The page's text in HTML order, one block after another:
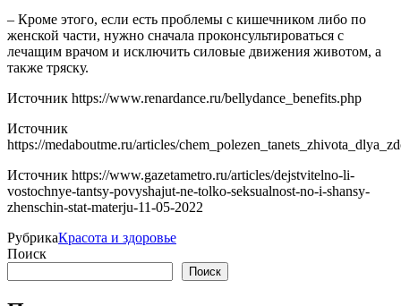
– Кроме этого, если есть проблемы с кишечником либо по
женской части, нужно сначала проконсультироваться с
лечащим врачом и исключить силовые движения животом, а
также тряску.
Источник https://www.renardance.ru/bellydance_benefits.php
Источник
https://medaboutme.ru/articles/
Источник https://www.gazetametro.ru/articles/dejstvitelno-li-
vostochnye-tantsy-povyshajut-ne-tolko-seksualnost-no-i-shansy-
zhenschin-stat-materju-11-05-2022
РубрикаКрасота и здоровье
Поиск
Поиск